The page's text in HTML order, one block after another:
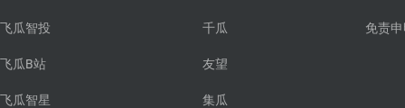
飞瓜智投
飞瓜B站
飞瓜智星
千瓜
友望
集瓜
免责